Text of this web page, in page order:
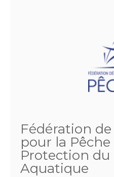
Fédération
pour la Pêche
Protection du
Aquatique